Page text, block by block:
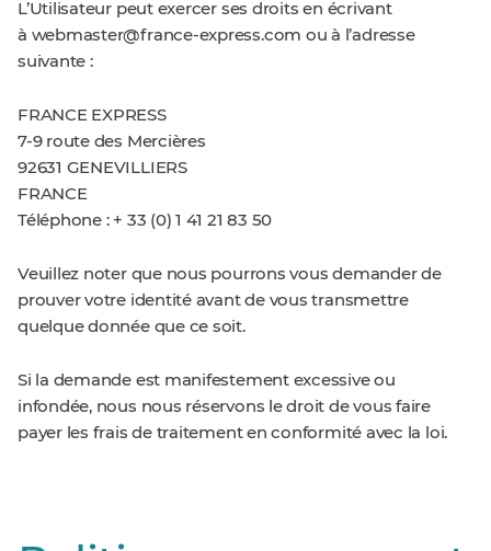
L’Utilisateur peut exercer ses droits en écrivant
à webmaster@france-express.com ou à l’adresse
suivante :
FRANCE EXPRESS
7-9 route des Mercières
92631 GENEVILLIERS
FRANCE
Téléphone : + 33 (0) 1 41 21 83 50
Veuillez noter que nous pourrons vous demander de
prouver votre identité avant de vous transmettre
quelque donnée que ce soit.
Si la demande est manifestement excessive ou
infondée, nous nous réservons le droit de vous faire
payer les frais de traitement en conformité avec la loi.